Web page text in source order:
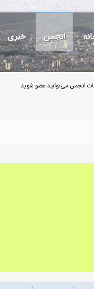
انجمن خبری
انجمن می‌توانید عضو شوید.